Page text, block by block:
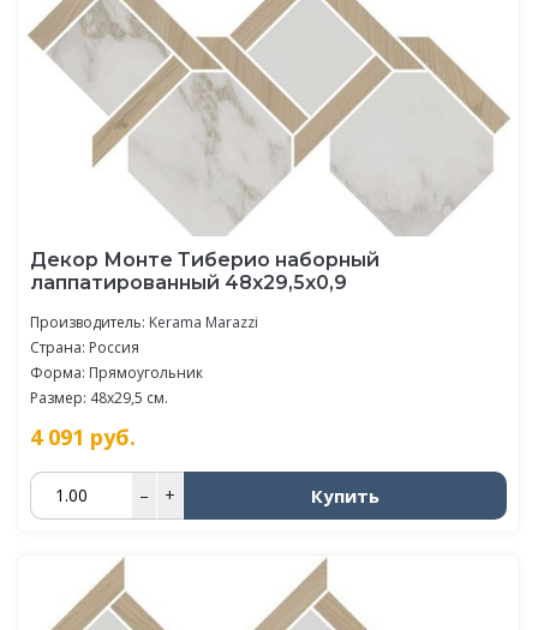
Декор Монте Тиберио наборный
лаппатированный 48x29,5x0,9
Производитель: Kerama Marazzi
Страна: Россия
Форма: Прямоугольник
Размер: 48x29,5 см.
4 091 руб.
– + Купить